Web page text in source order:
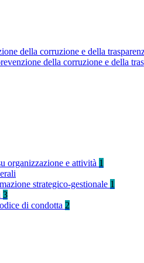
della corruzione e della
della corruzione e della
organizzazione e attività 1
strategico-gestionale 1
3
di condotta 2